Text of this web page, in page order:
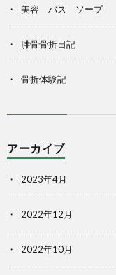
美容 バス ソープ
腓骨骨折日記
骨折体験記
アーカイブ
2023年4月
2022年12月
2022年10月